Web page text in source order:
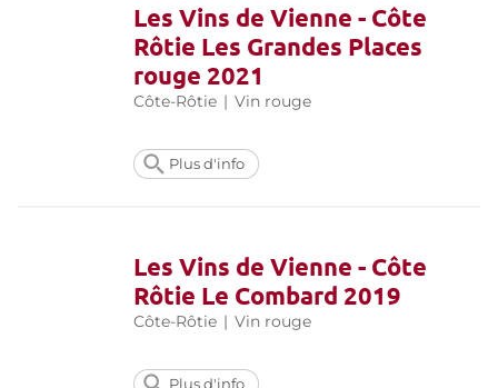
Les Vins de Vienne - Côte
Rôtie Les Grandes Places
rouge 2021
Côte-Rôtie | Vin rouge
Plus d'info
Les Vins de Vienne - Côte
Rôtie Le Combard 2019
Côte-Rôtie | Vin rouge
Plus d'info